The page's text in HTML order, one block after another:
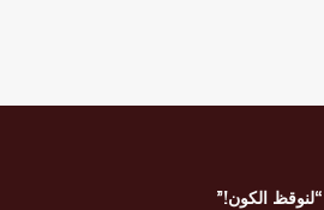
“لنوقظ الكون!”